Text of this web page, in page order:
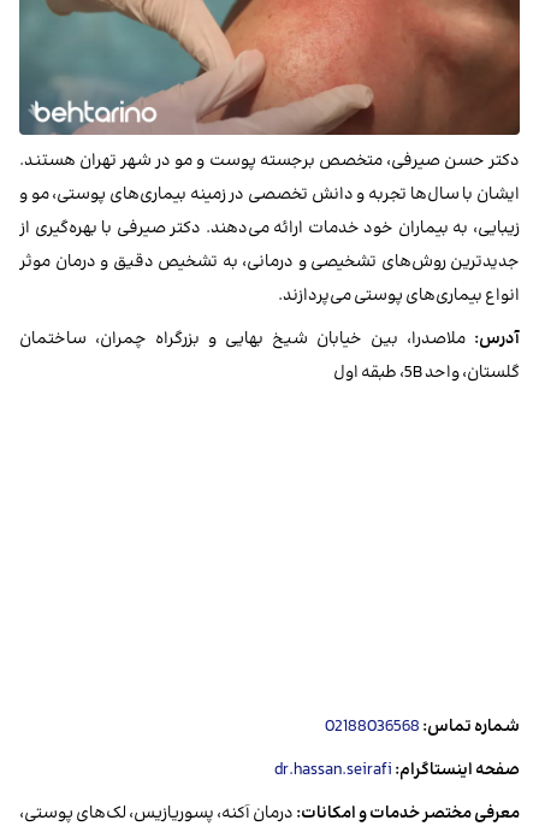
دکتر حسن صیرفی، متخصص برجسته پوست و مو در شهر تهران هستند.
ایشان با سال‌ها تجربه و دانش تخصصی در زمینه بیماری‌های پوستی، مو و
زیبایی، به بیماران خود خدمات ارائه می‌دهند. دکتر صیرفی با بهره‌گیری از
جدیدترین روش‌های تشخیصی و درمانی، به تشخیص دقیق و درمان موثر
انواع بیماری‌های پوستی می‌پردازند.
آدرس: ملاصدرا، بین خیابان شیخ بهایی و بزرگراه چمران، ساختمان
گلستان، واحد 5B، طبقه اول
شماره تماس:02188036568
صفحه اینستاگرام:dr.hassan.seirafi
معرفی مختصر خدمات و امکانات:درمان آکنه، پسوریازیس، لک‌های پوستی،